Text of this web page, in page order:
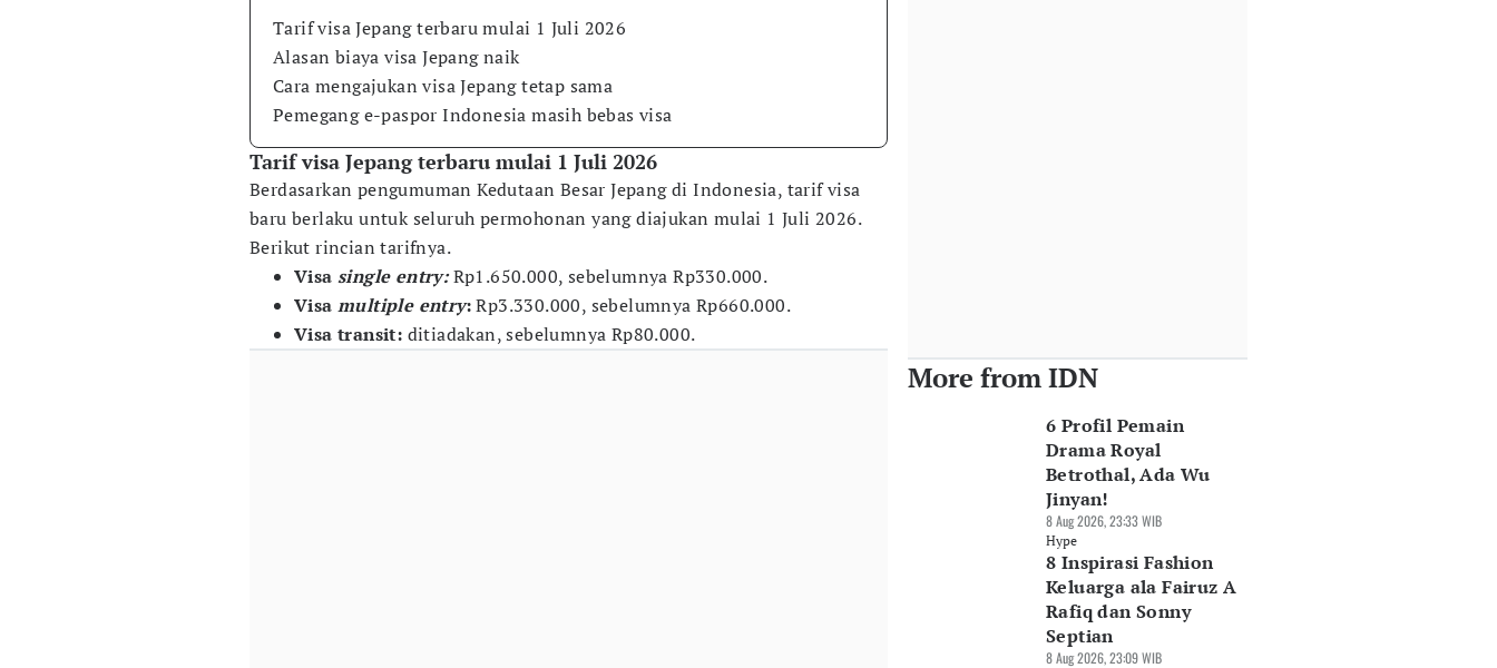
Tarif visa Jepang terbaru mulai 1 Juli 2026
Alasan biaya visa Jepang naik
Cara mengajukan visa Jepang tetap sama
Pemegang e-paspor Indonesia masih bebas visa
Tarif visa Jepang terbaru mulai 1 Juli 2026
Berdasarkan pengumuman Kedutaan Besar Jepang di Indonesia, tarif visa
baru berlaku untuk seluruh permohonan yang diajukan mulai 1 Juli 2026.
Berikut rincian tarifnya.
Visa single entry:Rp1.650.000, sebelumnya Rp330.000.
Visa multiple entry:Rp3.330.000, sebelumnya Rp660.000.
Visa transit: ditiadakan, sebelumnya Rp80.000.
More from IDN
6 Profil Pemain
Drama Royal
Betrothal, Ada Wu
Jinyan!
8 Aug 2026, 23:33 WIB
Hype
8 Inspirasi Fashion
Keluarga ala Fairuz A
Rafiq dan Sonny
Septian
8 Aug 2026, 23:09 WIB